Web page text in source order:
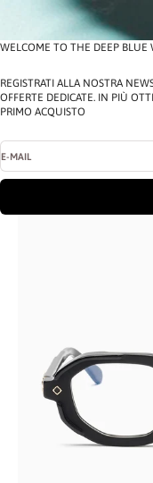
WELCOME TO THE DEEP BLUE
REGISTRATI ALLA NOSTRA
OFFERTE DEDICATE. IN PIÙ
PRIMO ACQUISTO
E-MAIL